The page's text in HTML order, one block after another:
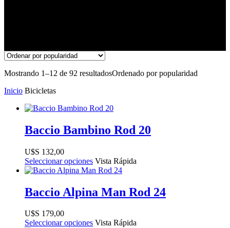
Mostrando 1–12 de 92 resultadosOrdenado por popularidad
Inicio Bicicletas
Baccio Bambino Rod 20
$
132,00
Seleccionar opciones Vista Rápida
Baccio Alpina Man Rod 24
$
179,00
Seleccionar opciones Vista Rápida